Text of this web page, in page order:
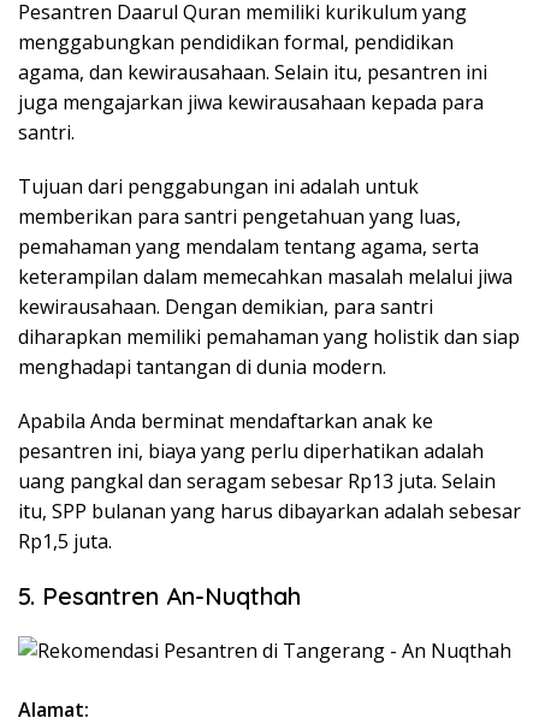
Pesantren Daarul Quran memiliki kurikulum yang
menggabungkan pendidikan formal, pendidikan
agama, dan kewirausahaan. Selain itu, pesantren ini
juga mengajarkan jiwa kewirausahaan kepada para
santri.
Tujuan dari penggabungan ini adalah untuk
memberikan para santri pengetahuan yang luas,
pemahaman yang mendalam tentang agama, serta
keterampilan dalam memecahkan masalah melalui jiwa
kewirausahaan. Dengan demikian, para santri
diharapkan memiliki pemahaman yang holistik dan siap
menghadapi tantangan di dunia modern.
Apabila Anda berminat mendaftarkan anak ke
pesantren ini, biaya yang perlu diperhatikan adalah
uang pangkal dan seragam sebesar Rp13 juta. Selain
itu, SPP bulanan yang harus dibayarkan adalah sebesar
Rp1,5 juta.
5. Pesantren An-Nuqthah
Alamat: